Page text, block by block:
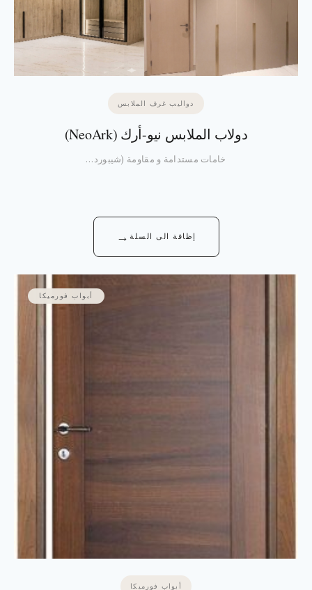
دواليب غرف الملابس
دولاب الملابس نيو-أرك (NeoArk)
خامات مستدامة و مقاومة (شيبورد…
إظافة الى السلة →
أبواب فورميكا
أبواب فورميكا